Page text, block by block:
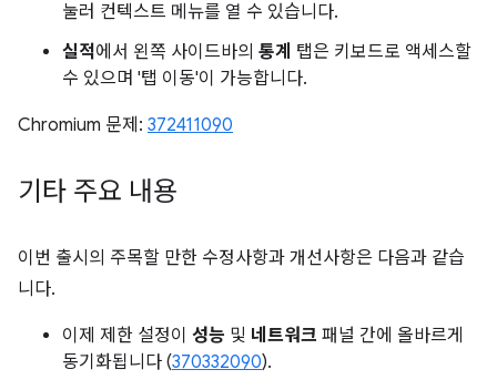
눌러 컨텍스트 메뉴를 열 수 있습니다.
실적에서 왼쪽 사이드바의 통계 탭은 키보드로 액세스할
수 있으며 '탭 이동'이 가능합니다.
Chromium 문제: 372411090
기타 주요 내용
이번 출시의 주목할 만한 수정사항과 개선사항은 다음과 같습
니다.
이제 제한 설정이 성능 및 네트워크 패널 간에 올바르게
동기화됩니다 (370332090).